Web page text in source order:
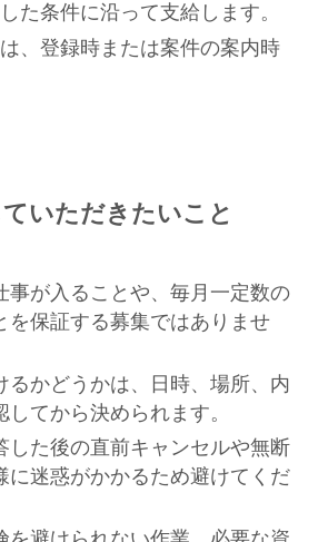
た条件に沿って支給します。
、登録時または案件の案内時
いただきたいこと
事が入ることや、毎月一定数の
を保証する募集ではありませ
るかどうかは、日時、場所、内
てから決められます。
した後の直前キャンセルや無断
に迷惑がかかるため避けてくだ